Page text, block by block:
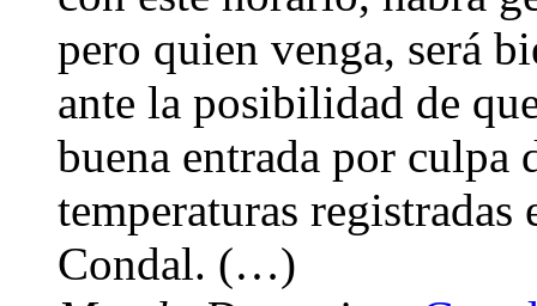
pero quien venga, será
ante la posibilidad de
buena entrada por culpa
temperaturas
Condal. (…)